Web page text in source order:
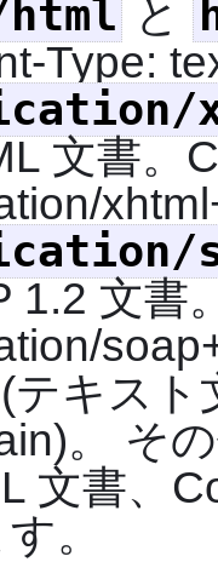
と
Type:
文書。
1.2 文書
(テキスト
。 そ
文書、
。